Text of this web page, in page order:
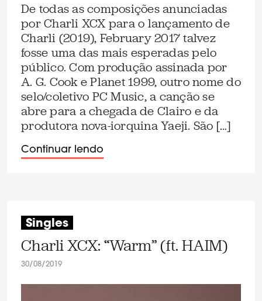
De todas as composições anunciadas
por Charli XCX para o lançamento de
Charli (2019), February 2017 talvez
fosse uma das mais esperadas pelo
público. Com produção assinada por
A. G. Cook e Planet 1999, outro nome do
selo/coletivo PC Music, a canção se
abre para a chegada de Clairo e da
produtora nova-iorquina Yaeji. São […]
Continuar lendo
Singles
Charli XCX: “Warm” (ft. HAIM)
30/08/2019